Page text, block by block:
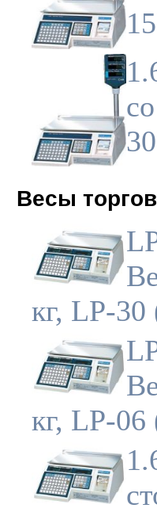
Весы
кг, LP-
кг, LP-